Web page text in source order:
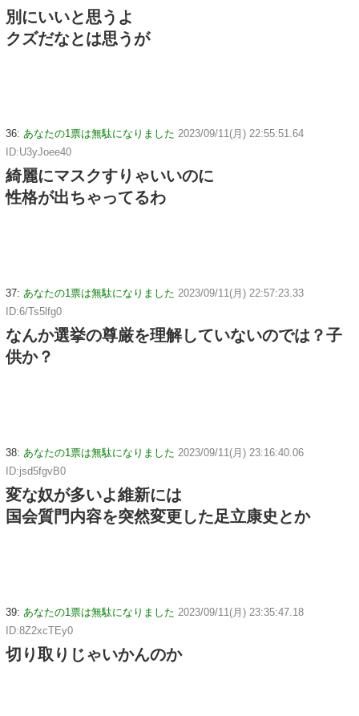
別にいいと思うよ
クズだなとは思うが
36: あなたの1票は無駄になりました 2023/09/11(月) 22:55:51.64
ID:U3yJoee40
綺麗にマスクすりゃいいのに
性格が出ちゃってるわ
37: あなたの1票は無駄になりました 2023/09/11(月) 22:57:23.33
ID:6/Ts5lfg0
なんか選挙の尊厳を理解していないのでは？子
供か？
38: あなたの1票は無駄になりました 2023/09/11(月) 23:16:40.06
ID:jsd5fgvB0
変な奴が多いよ維新には
国会質門内容を突然変更した足立康史とか
39: あなたの1票は無駄になりました 2023/09/11(月) 23:35:47.18
ID:8Z2xcTEy0
切り取りじゃいかんのか